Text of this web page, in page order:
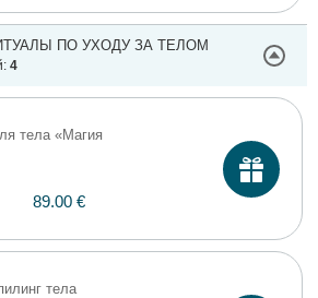
ПО УХОДУ ЗА ТЕЛОМ
4
тела «Магия
89.00 €
тела